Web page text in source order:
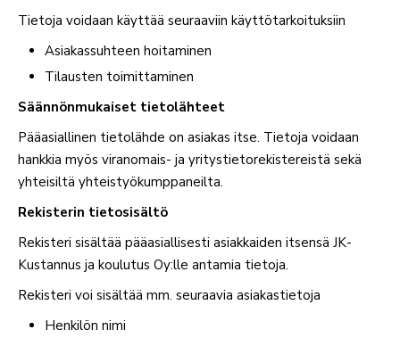
Tietoja voidaan käyttää seu­raaviin käyttötarkoituksiin
Asia­kas­suhteen hoitaminen
Tilausten toi­mit­ta­minen
Sään­nön­mu­kaiset tietolähteet
Pää­asial­linen tie­to­lähde on asiakas itse. Tietoja voidaan
hankkia myös viran­omais- ja yri­tys­tie­to­re­kis­te­reistä sekä
yhtei­siltä yhteistyökumppaneilta.
Rekis­terin tietosisältö
Rekisteri sisältää pää­asial­li­sesti asiak­kaiden itsensä JK-
Kus­tannus ja kou­lutus Oy:lle antamia tietoja.
Rekisteri voi sisältää mm. seu­raavia asiakastietoja
Hen­kilön nimi